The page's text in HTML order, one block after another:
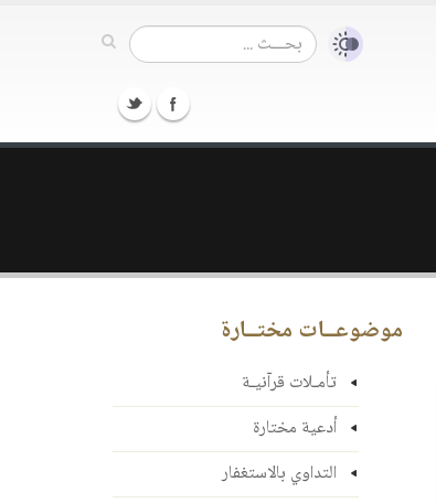
موضوعــات مختــارة
تأمـلات قرآنيـة
أدعية مختارة
التداوي بالاستغفار